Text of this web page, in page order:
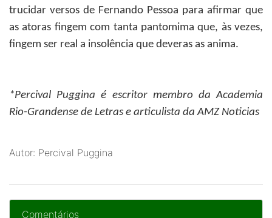
trucidar versos de Fernando Pessoa para afirmar que
as atoras fingem com tanta pantomima que, às vezes,
fingem ser real a insolência que deveras as anima.
*Percival Puggina é escritor membro da Academia
Rio-Grandense de Letras e articulista da AMZ Noticias
Autor: Percival Puggina
Comentários